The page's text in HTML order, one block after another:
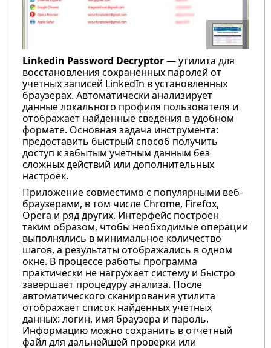
Linkedin Password Decryptor— утилита для
восстановления сохранённых паролей от
учетных записей LinkedIn в установленных
браузерах. Автоматически анализирует
данные локального профиля пользователя и
отображает найденные сведения в удобном
формате. Основная задача инструмента:
предоставить быстрый способ получить
доступ к забытым учетным данным без
сложных действий или дополнительных
настроек.
Приложение совместимо с популярными веб-
браузерами, в том числе Chrome, Firefox,
Opera и ряд других. Интерфейс построен
таким образом, чтобы необходимые операции
выполнялись в минимальное количество
шагов, а результаты отображались в одном
окне. В процессе работы программа
практически не нагружает систему и быстро
завершает процедуру анализа. После
автоматического сканирования утилита
отображает список найденных учётных
данных: логин, имя браузера и пароль.
Информацию можно сохранить в отчётный
файл для дальнейшей проверки или